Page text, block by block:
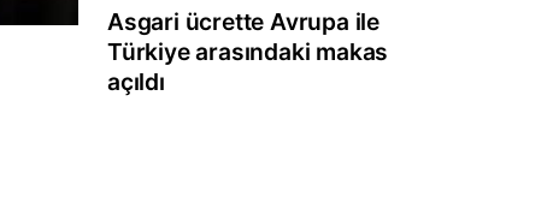
Asgari ücrette Avrupa ile
Türkiye arasındaki makas
açıldı